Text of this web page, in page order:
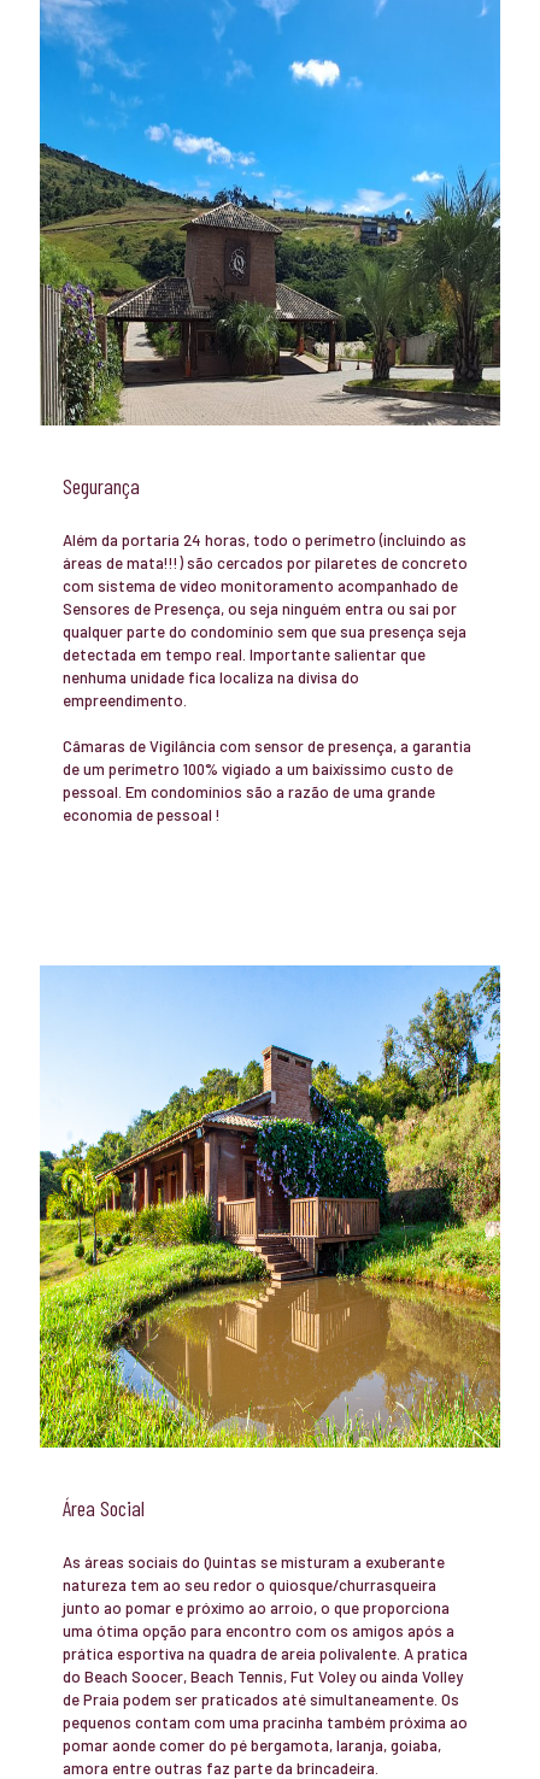
Segurança
Além da portaria 24 horas, todo o perímetro (incluindo as
áreas de mata!!!) são cercados por pilaretes de concreto
com sistema de vídeo monitoramento acompanhado de
Sensores de Presença, ou seja ninguém entra ou sai por
qualquer parte do condomínio sem que sua presença seja
detectada em tempo real. Importante salientar que
nenhuma unidade fica localiza na divisa do
empreendimento.
Câmaras de Vigilância com sensor de presença, a garantia
de um perímetro 100% vigiado a um baixíssimo custo de
pessoal. Em condomínios são a razão de uma grande
economia de pessoal !
Área Social
As áreas sociais do Quintas se misturam a exuberante
natureza tem ao seu redor o quiosque/churrasqueira
junto ao pomar e próximo ao arroio, o que proporciona
uma ótima opção para encontro com os amigos após a
prática esportiva na quadra de areia polivalente. A pratica
do Beach Soocer, Beach Tennis, Fut Voley ou ainda Volley
de Praia podem ser praticados até simultaneamente. Os
pequenos contam com uma pracinha também próxima ao
pomar aonde comer do pé bergamota, laranja, goiaba,
amora entre outras faz parte da brincadeira.